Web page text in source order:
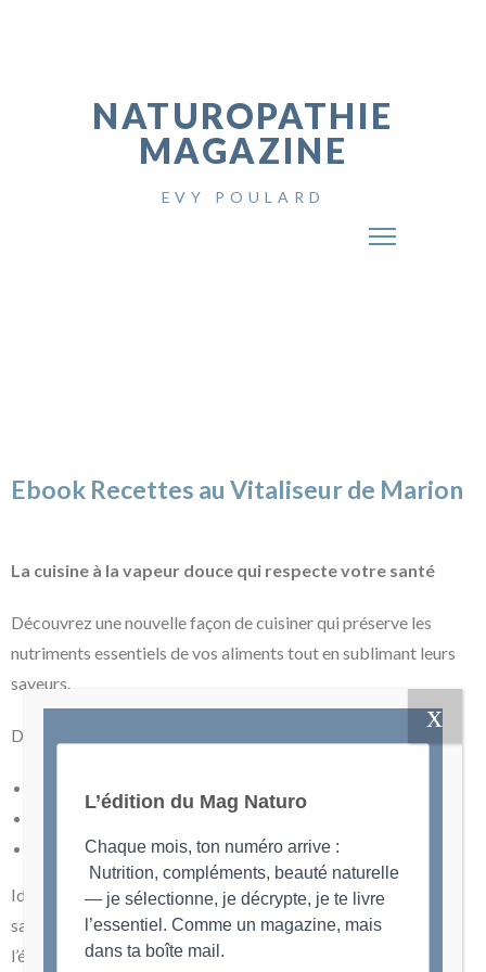
NATUROPATHIE
MAGAZINE
EVY POULARD
Ebook Recettes au Vitaliseur de Marion
La cuisine à la vapeur douce qui respecte votre santé
Découvrez une nouvelle façon de cuisiner qui préserve les
nutriments essentiels de vos aliments tout en sublimant leurs
saveurs.
Dans cet ebook, vous trouverez :
Des plats riches en vitamines et minéraux
Le mode d’emploi du vitaliseur
Idéal si vous souhaitez : Adopter une alimentation plus saine
sans frustration, Améliorer votre digestion, Retrouver de
l’énergie
L’édition du Mag Naturo
Chaque mois, ton numéro arrive :
Nutrition, compléments, beauté naturelle
— je sélectionne, je décrypte, je te livre
l’essentiel. Comme un magazine, mais
dans ta boîte mail.